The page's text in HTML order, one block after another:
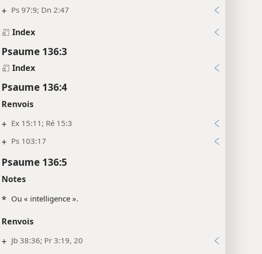
+ Ps 97:9; Dn 2:47
Index
Psaume 136:3
Index
Psaume 136:4
Renvois
+ Ex 15:11; Ré 15:3
+ Ps 103:17
Psaume 136:5
Notes
* Ou « intelligence ».
Renvois
+ Jb 38:36; Pr 3:19, 20